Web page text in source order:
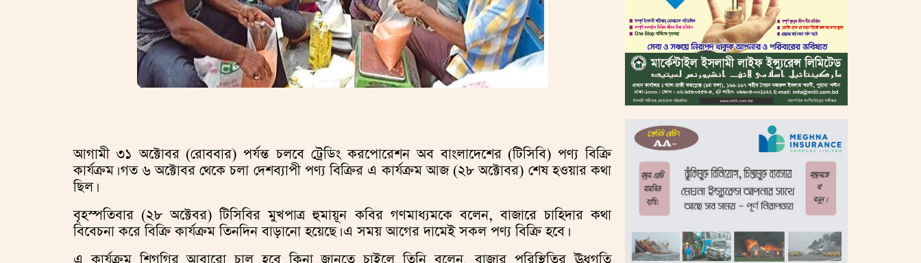
আগামী ৩১ অক্টোবর (রোববার) পর্যন্ত চলবে ট্রেডিং করপোরেশন অব বাংলাদেশের (টিসিবি) পণ্য বিক্রি
কার্যক্রম। গত ৬ অক্টোবর থেকে চলা দেশব্যাপী পণ্য বিক্রির এ কার্যক্রম আজ (২৮ অক্টোবর) শেষ হওয়ার কথা
ছিল।
বৃহস্পতিবার (২৮ অক্টেবর) টিসিবির মুখপাত্র হুমায়ূন কবির গণমাধ্যমকে বলেন, বাজারে চাহিদার কথা
বিবেচনা করে বিক্রি কার্যক্রম তিনদিন বাড়ানো হয়েছে। এ সময় আগের দামেই সকল পণ্য বিক্রি হবে।